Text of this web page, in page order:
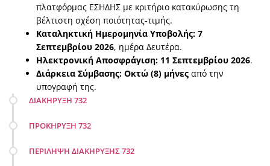
πλατφόρμας ΕΣΗΔΗΣ με κριτήριο κατακύρωσης τη
βέλτιστη σχέση ποιότητας-τιμής.
Καταληκτική Ημερομηνία Υποβολής: 7
Σεπτεμβρίου 2026, ημέρα Δευτέρα.
Ηλεκτρονική Αποσφράγιση: 11 Σεπτεμβρίου 2026.
Διάρκεια Σύμβασης: Οκτώ (8) μήνες από την
υπογραφή της.
ΔΙΑΚΗΡΥΞΗ 732
ΠΡΟΚΗΡΥΞΗ 732
ΠΕΡΙΛΗΨΗ ΔΙΑΚΗΡΥΞΗΣ 732